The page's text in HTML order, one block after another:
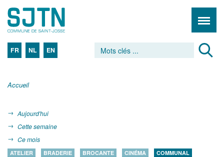
FR NL EN
Accueil
Aujourd'hui
Cette semaine
Ce mois
ATELIER BRADERIE BROCANTE CINÉMA
COMMUNAL